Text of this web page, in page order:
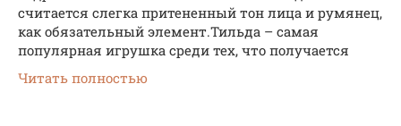
считается слегка притененный тон лица и румянец,
как обязательный элемент.Тильда – самая
популярная игрушка среди тех, что получается
Читать полностью